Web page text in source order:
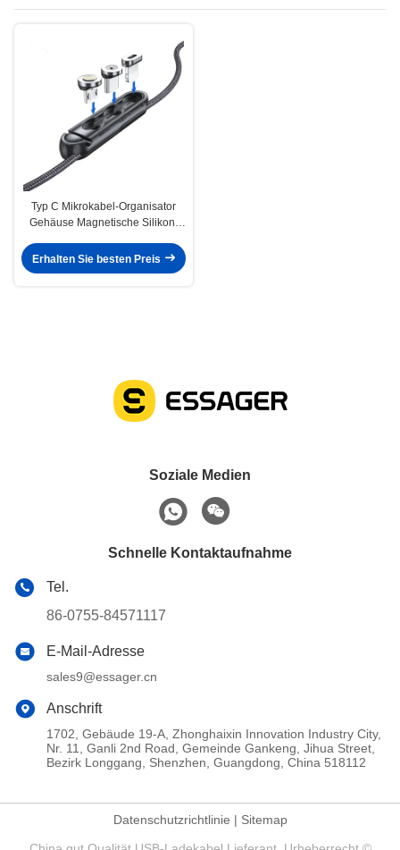
Typ C Mikrokabel-Organisator
Gehäuse Magnetische Silikon-
Erhalten Sie besten Preis
Soziale Medien
Schnelle Kontaktaufnahme
Tel.
86-0755-84571117
E-Mail-Adresse
sales9@essager.cn
Anschrift
1702, Gebäude 19-A, Zhonghaixin Innovation Industry City,
Nr. 11, Ganli 2nd Road, Gemeinde Gankeng, Jihua Street,
Bezirk Longgang, Shenzhen, Guangdong, China 518112
Datenschutzrichtlinie | Sitemap